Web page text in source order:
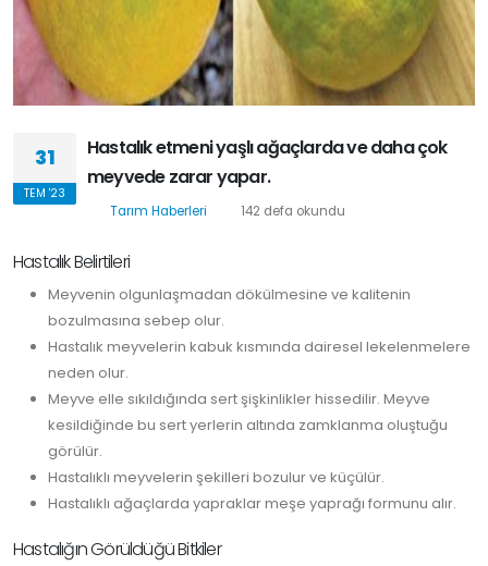
31
TEM '23
Hastalık etmeni yaşlı ağaçlarda ve daha çok
meyvede zarar yapar.
Tarım Haberleri 142 defa okundu
Hastalık Belirtileri
Meyvenin olgunlaşmadan dökülmesine ve kalitenin
bozulmasına sebep olur.
Hastalık meyvelerin kabuk kısmında dairesel lekelenmelere
neden olur.
Meyve elle sıkıldığında sert şişkinlikler hissedilir. Meyve
kesildiğinde bu sert yerlerin altında zamklanma oluştuğu
görülür.
Hastalıklı meyvelerin şekilleri bozulur ve küçülür.
Hastalıklı ağaçlarda yapraklar meşe yaprağı formunu alır.
Hastalığın Görüldüğü Bitkiler